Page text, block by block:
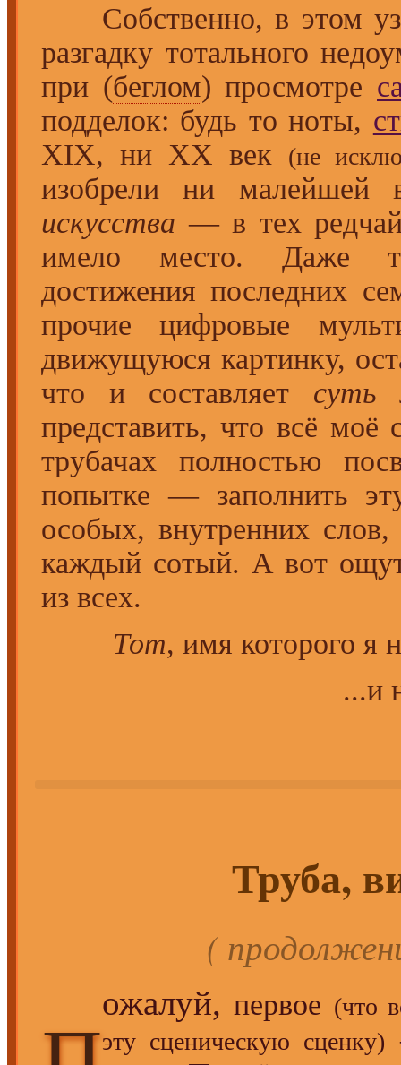
Собственно, в этом
разгадку тотального
при (беглом) просмотре
подделок: будь то ноты,
XIX, ни XX век
(не
изобрели ни малейшей
искусства — в тех
имело место. Даже
достижения последних
прочие цифровые
движущуюся картинку,
что и составляет суть
представить, что всё моё
трубачах полностью
попытке — заполнить
особых, внутренних
каждый сотый. А вот
из всех.
Тот, имя которого я
...и
Труба,
(
ожалуй, первое (что
эту сценическую сценку)